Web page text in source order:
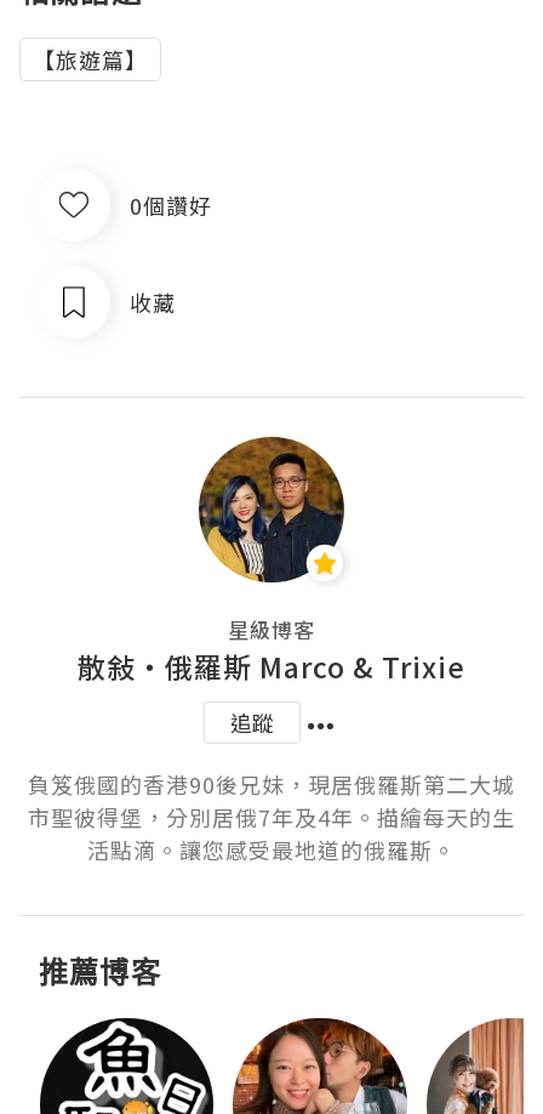
【旅遊篇】
0個讚好
收藏
星級博客
散敍・俄羅斯 Marco & Trixie
追蹤
負笈俄國的香港90後兄妹，現居俄羅斯第二大城
市聖彼得堡，分別居俄7年及4年。描繪每天的生
活點滴。讓您感受最地道的俄羅斯。
推薦博客